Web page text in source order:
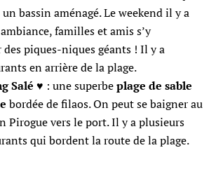
bassin aménagé. Le weekend il y a
familles et amis s’y
piques-niques géants ! Il y a
en arrière de la plage.
Salé ♥ : une superbeplage de sable
bordée de filaos. On peut se baigner au
Pirogue vers le port. Il y a plusieurs
qui bordent la route de la plage.